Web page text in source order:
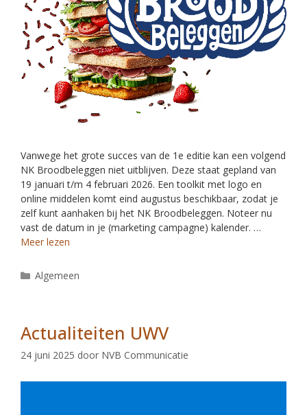
Vanwege het grote succes van de 1e editie kan een volgend
NK Broodbeleggen niet uitblijven. Deze staat gepland van
19 januari t/m 4 februari 2026. Een toolkit met logo en
online middelen komt eind augustus beschikbaar, zodat je
zelf kunt aanhaken bij het NK Broodbeleggen. Noteer nu
vast de datum in je (marketing campagne) kalender. …
Meer lezen
Algemeen
Actualiteiten UWV
24 juni 2025 door NVB Communicatie